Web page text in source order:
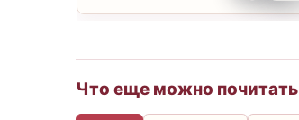
Что еще можно почитать